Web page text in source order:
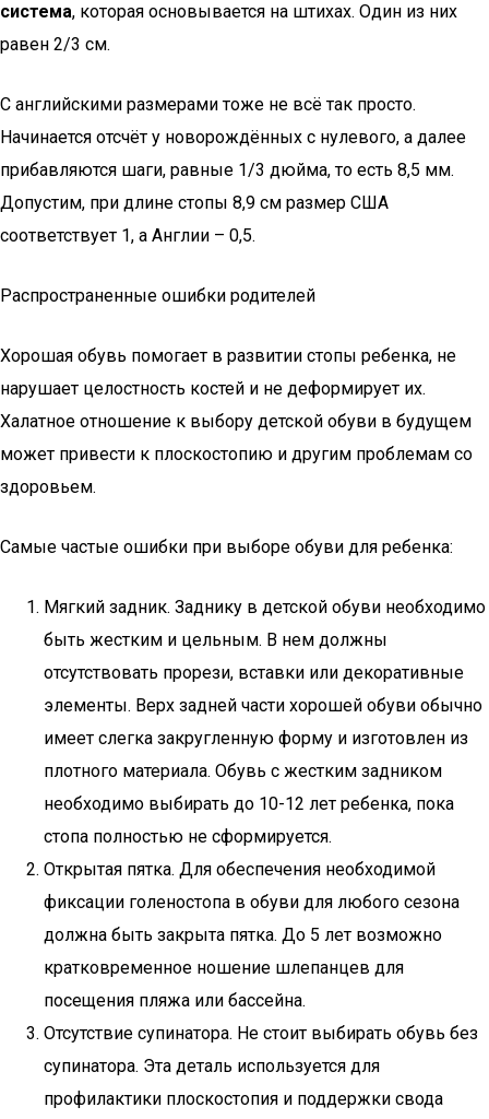
система, которая основывается на штихах. Один из них
равен 2/3 см.
С английскими размерами тоже не всё так просто.
Начинается отсчёт у новорождённых с нулевого, а далее
прибавляются шаги, равные 1/3 дюйма, то есть 8,5 мм.
Допустим, при длине стопы 8,9 см размер США
соответствует 1, а Англии – 0,5.
Распространенные ошибки родителей
Хорошая обувь помогает в развитии стопы ребенка, не
нарушает целостность костей и не деформирует их.
Халатное отношение к выбору детской обуви в будущем
может привести к плоскостопию и другим проблемам со
здоровьем.
Самые частые ошибки при выборе обуви для ребенка:
Мягкий задник. Заднику в детской обуви необходимо
быть жестким и цельным. В нем должны
отсутствовать прорези, вставки или декоративные
элементы. Верх задней части хорошей обуви обычно
имеет слегка закругленную форму и изготовлен из
плотного материала. Обувь с жестким задником
необходимо выбирать до 10-12 лет ребенка, пока
стопа полностью не сформируется.
Открытая пятка. Для обеспечения необходимой
фиксации голеностопа в обуви для любого сезона
должна быть закрыта пятка. До 5 лет возможно
кратковременное ношение шлепанцев для
посещения пляжа или бассейна.
Отсутствие супинатора. Не стоит выбирать обувь без
супинатора. Эта деталь используется для
профилактики плоскостопия и поддержки свода